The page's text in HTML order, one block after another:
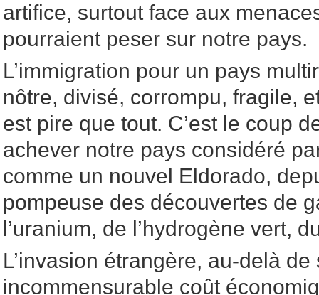
artifice, surtout face aux
pourraient peser sur notre pays.
L’immigration pour un pays
nôtre, divisé, corrompu, fragile,
est pire que tout. C’est le coup
achever notre pays considéré
comme un nouvel Eldorado,
pompeuse des découvertes de
l’uranium, de l’hydrogène vert,
L’invasion étrangère, au-delà de
incommensurable coût